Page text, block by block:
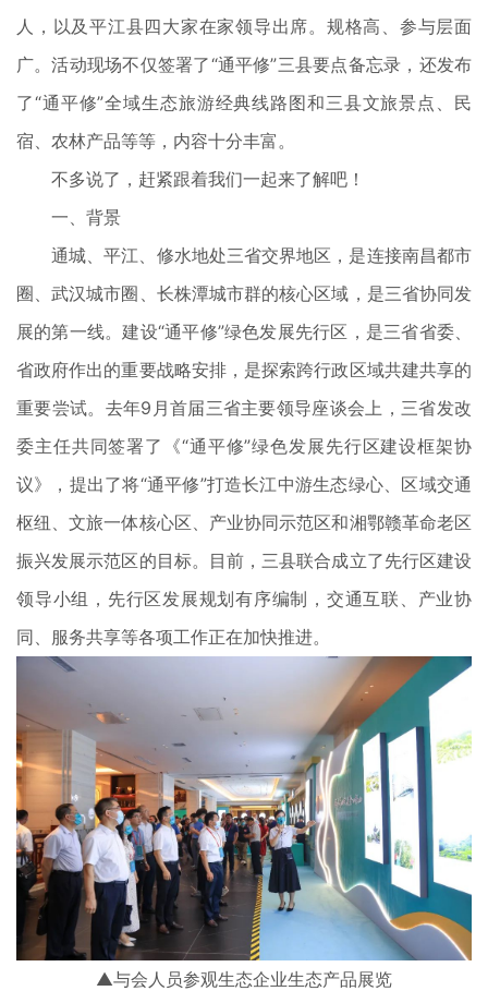
人，以及平江县四大家在家领导出席。规格高、参与层面
广。活动现场不仅签署了“通平修”三县要点备忘录，还发布
了“通平修”全域生态旅游经典线路图和三县文旅景点、民
宿、农林产品等等，内容十分丰富。
不多说了，赶紧跟着我们一起来了解吧！
一、背景
通城、平江、修水地处三省交界地区，是连接南昌都市
圈、武汉城市圈、长株潭城市群的核心区域，是三省协同发
展的第一线。建设“通平修”绿色发展先行区，是三省省委、
省政府作出的重要战略安排，是探索跨行政区域共建共享的
重要尝试。去年9月首届三省主要领导座谈会上，三省发改
委主任共同签署了《“通平修”绿色发展先行区建设框架协
议》，提出了将“通平修”打造长江中游生态绿心、区域交通
枢纽、文旅一体核心区、产业协同示范区和湘鄂赣革命老区
振兴发展示范区的目标。目前，三县联合成立了先行区建设
领导小组，先行区发展规划有序编制，交通互联、产业协
同、服务共享等各项工作正在加快推进。
▲与会人员参观生态企业生态产品展览